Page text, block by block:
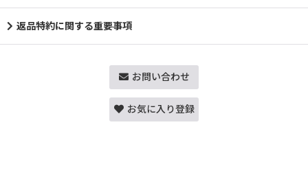
返品特約に関する重要事項
お問い合わせ
お気に入り登録